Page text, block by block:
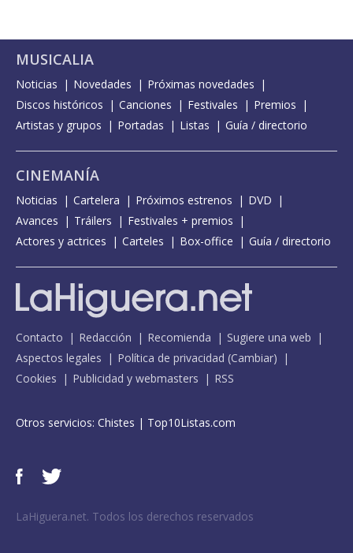
MUSICALIA
Noticias Novedades
Próximas novedades
Discos históricos
Canciones Festivales
Premios
Artistas y grupos
Portadas Listas Guía / directorio
CINEMANÍA
Noticias Cartelera Próximos estrenos
DVD
Avances
Tráilers
Festivales + premios
Actores y actrices
Carteles Box-office Guía / directorio
Contacto Redacción Recomienda
Sugiere una web
Aspectos legales
Política de privacidad (Cambiar)
Cookies
Publicidad y webmasters RSS
Otros servicios: Chistes | Top10Listas.com
LaHiguera.net. Todos los derechos reservados